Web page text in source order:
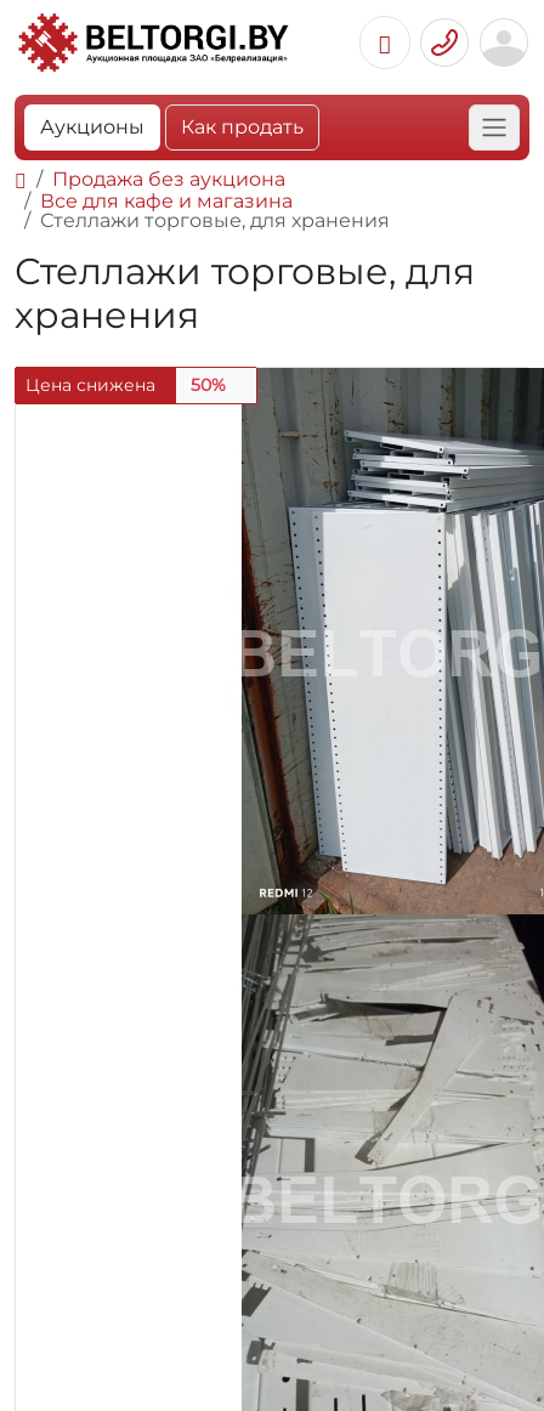
Аукционы Как продать
Продажа без аукциона
Все для кафе и магазина
Стеллажи торговые, для хранения
Стеллажи торговые, для
хранения
Цена снижена 50%